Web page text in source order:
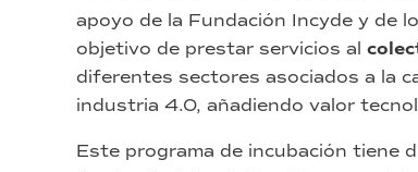
apoyo de la Fundación Incyde y de
objetivo de prestar servicios al
diferentes sectores asociados a la
industria 4.0, añadiendo valor
Este programa de incubación tiene